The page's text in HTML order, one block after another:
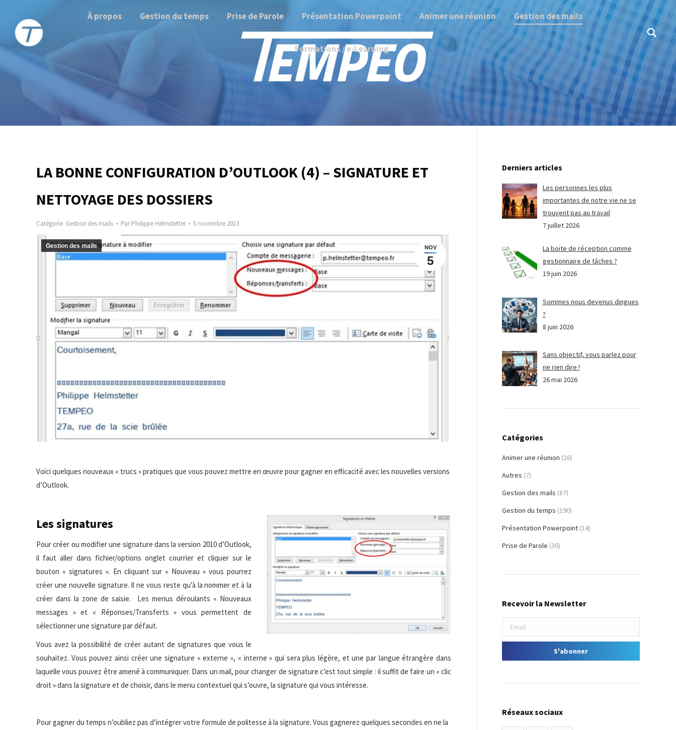
À propos Gestion du temps Prise de Parole Présentation Powerpoint Animer une réunion Gestion des mails
Formations / e-Learning
Search:
LA BONNE CONFIGURATION D’OUTLOOK (4) – SIGNATURE ET
NETTOYAGE DES DOSSIERS
Catégorie Gestion des mails ParPhilippe Helmstetter 5 novembre 2013
NOV
5
Gestion des mails
Voici quelques nouveaux « trucs » pratiques que vous pouvez mettre en œuvre pour gagner en efficacité avec les nouvelles versions
d’Outlook.
Les signatures
Pour créer ou modifier une signature dans la version 2010 d’Outlook,
il faut aller dans fichier/options onglet courrier et cliquer sur le
bouton « signatures ». En cliquant sur « Nouveau » vous pourrez
créer une nouvelle signature. Il ne vous reste qu’à la nommer et à la
créer dans la zone de saisie. Les menus déroulants « Nouveaux
messages » et « Réponses/Transferts » vous permettent de
sélectionner une signature par défaut.
Vous avez la possibilité de créer autant de signatures que vous le
souhaitez. Vous pouvez ainsi créer une signature « externe », « interne » qui sera plus légère, et une par langue étrangère dans
laquelle vous pouvez être amené à communiquer. Dans un mail, pour changer de signature c’est tout simple : il suffit de faire un « clic
droit » dans la signature et de choisir, dans le menu contextuel qui s’ouvre, la signature qui vous intéresse.
Pour gagner du temps n’oubliez pas d’intégrer votre formule de politesse à la signature. Vous gagnerez quelques secondes en ne la
Derniers articles
Les personnes les plus
importantes de notre vie ne se
trouvent pas au travail
7 juillet 2026
La boite de réception comme
gestionnaire de tâches ?
19 juin 2026
Sommes nous devenus dingues
?
8 juin 2026
Sans objectif, vous parlez pour
ne rien dire !
26 mai 2026
Catégories
Animer une réunion (26)
Autres (7)
Gestion des mails (87)
Gestion du temps (190)
Présentation Powerpoint (14)
Prise de Parole (36)
Recevoir la Newsletter
Réseaux sociaux